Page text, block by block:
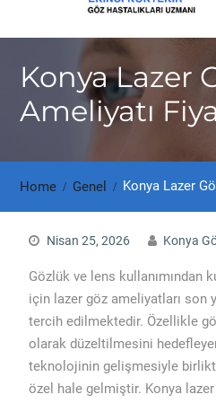
Konya Lazer
Ameliyatı
Home Genel Konya Lazer
Nisan 25, 2026 Konya
Gözlük ve lens kullanımından
için lazer göz ameliyatları son
tercih edilmektedir. Özellikle
olarak düzeltilmesini
teknolojinin gelişmesiyle
özel hale gelmiştir. Konya